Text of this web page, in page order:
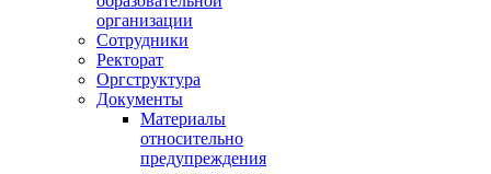
организации
Сотрудники
Ректорат
Оргструктура
Документы
Материалы
относительно
предупреждения